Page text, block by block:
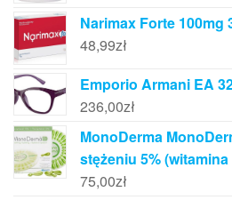
Narimax Forte 100mg
48,99zł
Emporio Armani EA
236,00zł
MonoDerma
stężeniu 5%
75,00zł